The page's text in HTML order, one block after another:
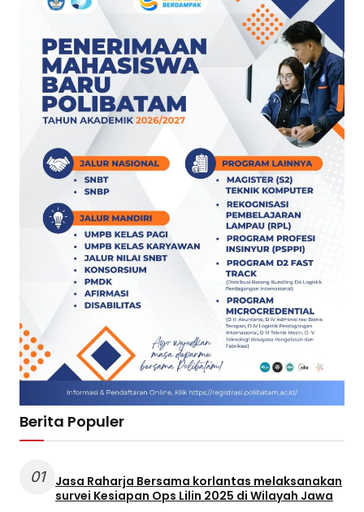
Berita Populer
01
Jasa Raharja Bersama korlantas melaksanakan
survei Kesiapan Ops Lilin 2025 di Wilayah Jawa